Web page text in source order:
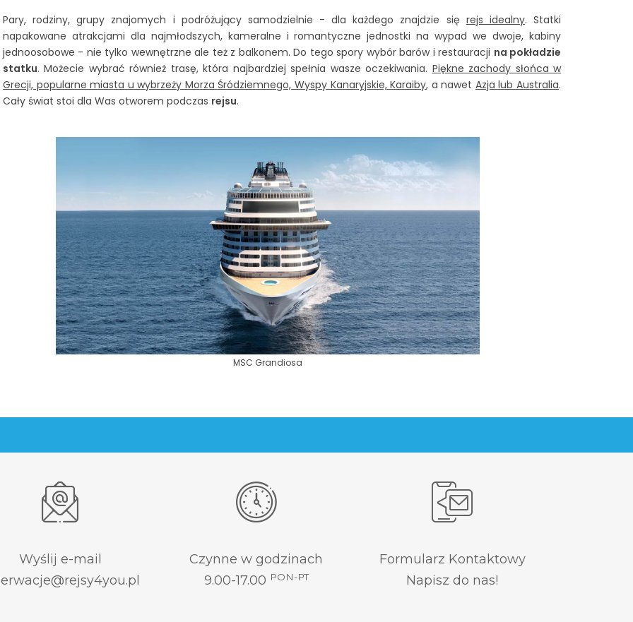
Pary, rodziny, grupy znajomych i podróżujący samodzielnie - dla każdego znajdzie się rejs idealny. Statki
napakowane atrakcjami dla najmłodszych, kameralne i romantyczne jednostki na wypad we dwoje, kabiny
jednoosobowe - nie tylko wewnętrzne ale też z balkonem. Do tego spory wybór barów i restauracji na pokładzie
statku. Możecie wybrać również trasę, która najbardziej spełnia wasze oczekiwania. Piękne zachody słońca w
Grecji, popularne miasta u wybrzeży Morza Śródziemnego, Wyspy Kanaryjskie, Karaiby, a nawet Azja lub Australia.
Cały świat stoi dla Was otworem podczas rejsu.
MSC Grandiosa
Wyślij e-mail
Czynne w godzinach
9.00-17.00 PON-PT
Formularz Kontaktowy
Napisz do nas!